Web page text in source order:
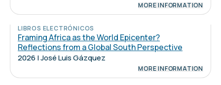
MORE INFORMATION
LIBROS ELECTRÓNICOS
Framing Africa as the World Epicenter?
Reflections from a Global South Perspective
2026 | José Luis Gázquez
MORE INFORMATION